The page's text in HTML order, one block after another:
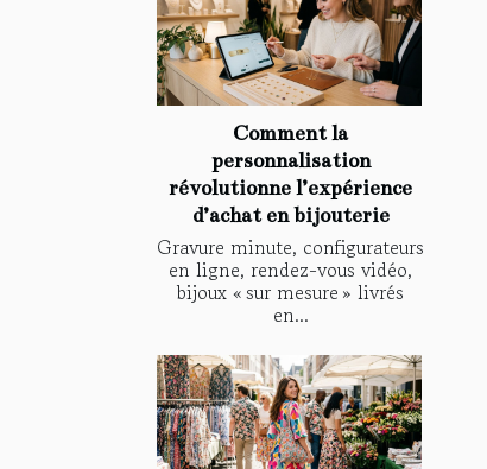
Comment la
personnalisation
révolutionne l’expérience
d’achat en bijouterie
Gravure minute, configurateurs
en ligne, rendez-vous vidéo,
bijoux « sur mesure » livrés
en...